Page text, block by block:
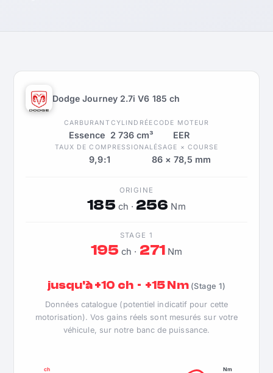
Dodge Journey 2.7i V6 185 ch
CARBURANT
Essence
CYLINDRÉE
2 736 cm³
CODE MOTEUR
EER
TAUX DE COMPRESSION
9,9:1
ALÉSAGE × COURSE
86 × 78,5 mm
ORIGINE
185 ch · 256 Nm
STAGE 1
195 ch · 271 Nm
jusqu'à +10 ch · +15 Nm (Stage 1)
Données catalogue (potentiel indicatif pour cette
motorisation). Vos gains réels sont mesurés sur votre
véhicule, sur notre banc de puissance.
ch Nm